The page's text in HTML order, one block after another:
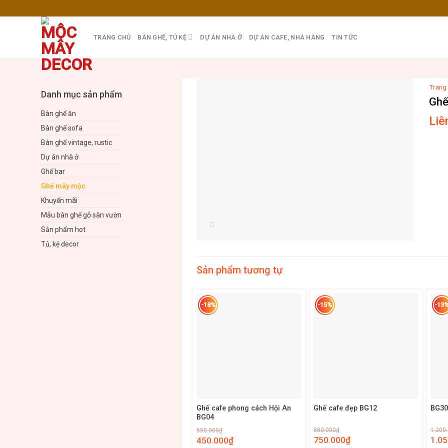
to
TRANG CHỦ BÀN GHẾ, TỦ KỆ DỰ ÁN NHÀ Ở DỰ ÁN CAFE, NHÀ HÀNG TIN TỨC
Danh mục sản phẩm
Bàn ghế ăn
Bàn ghế sofa
Bàn ghế vintage, rustic
Dự án nhà ở
Ghế bar
Ghế mây mộc
Khuyến mãi
Mẫu bàn ghế gỗ sân vườn
Sản phẩm hot
Tủ, kệ decor
Trang
Sản phẩm tương tự
-18%
Ghế cafe phong cách Hội An
BG04
550.000₫
450.000₫
-15%
Ghế cafe đẹp BG12
880.000₫
750.000₫
-
BG30